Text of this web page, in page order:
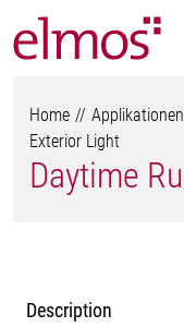
Home Applikationen
Exterior Light
Daytime
Description